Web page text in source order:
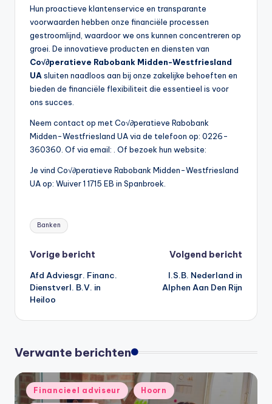
Hun proactieve klantenservice en transparante
voorwaarden hebben onze financiële processen
gestroomlijnd, waardoor we ons kunnen concentreren op
groei. De innovatieve producten en diensten van
Co√∂peratieve Rabobank Midden-Westfriesland
UA sluiten naadloos aan bij onze zakelijke behoeften en
bieden de financiële flexibiliteit die essentieel is voor
ons succes.
Neem contact op met Co√∂peratieve Rabobank
Midden-Westfriesland UA via de telefoon op: 0226-
360360. Of via email:
. Of bezoek hun website:
Je vind Co√∂peratieve Rabobank Midden-Westfriesland
UA op: Wuiver 1 1715 EB in Spanbroek.
Tags:
Banken
Bericht
navigatie
Vorige bericht
Afd Adviesgr. Financ.
Dienstverl. B.V. in
Heiloo
Volgend bericht
I.S.B. Nederland in
Alphen Aan Den Rijn
Verwante berichten
Geplaatst
in
Financieel adviseur Hoorn